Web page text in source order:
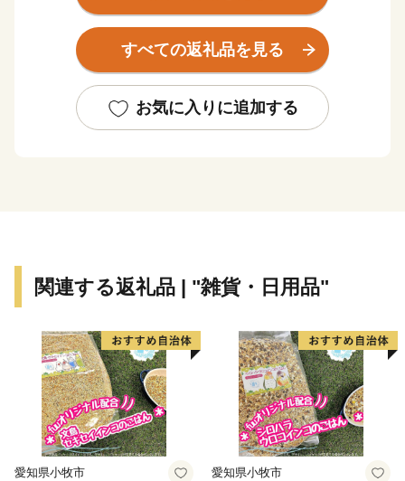
都まで約800 kmの距離にあります。
古くから「お札と切手以外は何でも揃う」と言われるほ
また、紙・パルプ製品分野における自治体別「製造品出
今後も適正かつ公正な運営に努めて参りますので、どう
します。
すべての返礼品を見る
お気に入りに追加する
関連する返礼品 | "雑貨・日用品"
愛知県小牧市 愛知県小牧市